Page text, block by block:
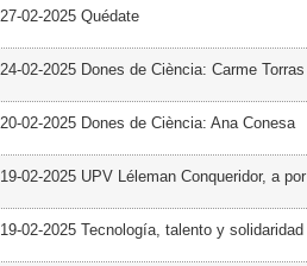
27-02-2025 Quédate
24-02-2025 Dones de Ciència: Carme Torras
20-02-2025 Dones de Ciència: Ana Conesa
19-02-2025 UPV Léleman Conqueridor, a
19-02-2025 Tecnología, talento y